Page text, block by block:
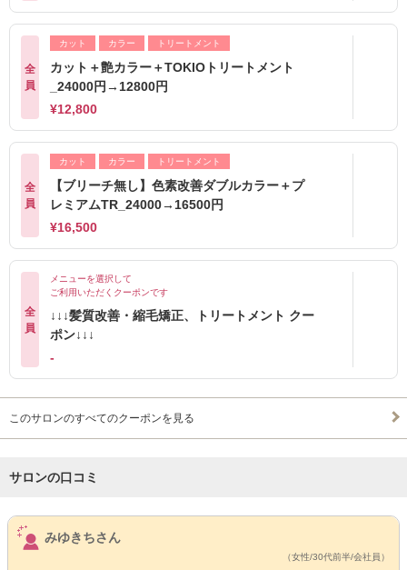
全
員
カット カラー トリートメント
カット＋艶カラー＋TOKIOトリートメント
_24000円→12800円
¥12,800
全
員
カット カラー トリートメント
【ブリーチ無し】色素改善ダブルカラー＋プ
レミアムTR_24000→16500円
¥16,500
全
員
メニューを選択して
ご利用いただくクーポンです
↓↓↓髪質改善・縮毛矯正、トリートメント クー
ポン↓↓↓
-
このサロンのすべてのクーポンを見る
サロンの口コミ
サロンPick Up
みゆきちさん
（女性/30代前半/会社員）